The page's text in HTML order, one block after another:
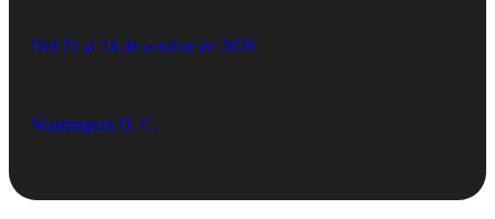
Del 21 al 24 de octubre de 2026
Washington D. C.